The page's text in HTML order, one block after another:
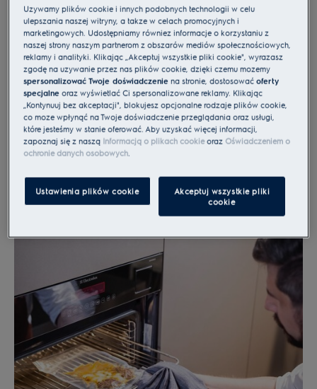
często beglutenowe lub wegańskie. Czekolada jest
głównym składnikiem jej deserów, w których
konwencjonalne składniki zastępuje zdrowszymi
alternatywami.
ODWIEDŹ VANILLACRUNNCH
Używamy plików cookie i innych podobnych technologii w celu
ulepszania naszej witryny, a także w celach promocyjnych i
marketingowych. Udostępniamy również informacje o korzystaniu z
naszej strony naszym partnerom z obszarów mediów społecznościowych,
reklamy i analityki. Klikając „Akceptuj wszystkie pliki cookie", wyrażasz
zgodę na używanie przez nas plików cookie, dzięki czemu możemy
spersonalizować Twoje doświadczenie na stronie, dostosowaćoferty
specjalne oraz wyświetlać Ci spersonalizowane reklamy. Klikając
„Kontynuuj bez akceptacji", blokujesz opcjonalne rodzaje plików cookie,
co może wpłynąć na Twoje doświadczenie przeglądania oraz usługi,
które jesteśmy w stanie oferować. Aby uzyskać więcej informacji,
zapoznaj się z naszą Informacją o plikach cookieoraz Oświadczeniem o
ochronie danych osobowych.
Ustawienia plików cookie
Akceptuj wszystkie pliki
cookie